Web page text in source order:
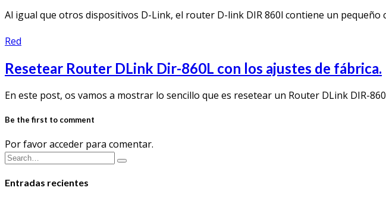
Al igual que otros dispositivos D-Link, el router D-link DIR 860l contiene un pequeño
Red
Resetear Router DLink Dir-860L con los ajustes de fábrica.
En este post, os vamos a mostrar lo sencillo que es resetear un Router DLink DIR-
Be the first to comment
Por favor acceder para comentar.
Entradas recientes